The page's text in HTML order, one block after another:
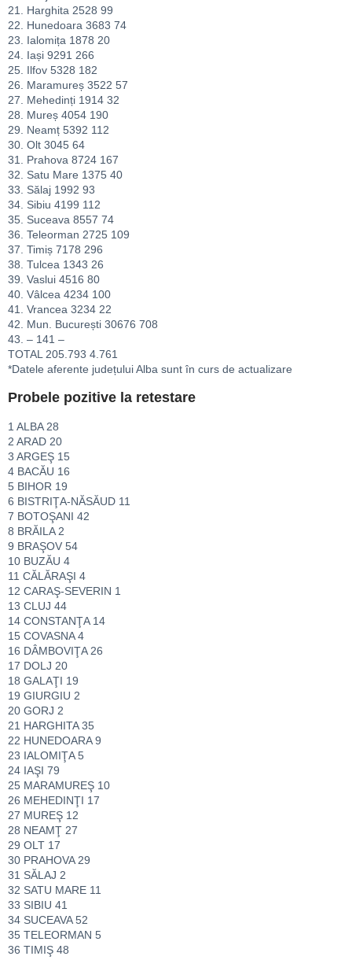
21. Harghita 2528 99
22. Hunedoara 3683 74
23. Ialomița 1878 20
24. Iași 9291 266
25. Ilfov 5328 182
26. Maramureș 3522 57
27. Mehedinți 1914 32
28. Mureș 4054 190
29. Neamț 5392 112
30. Olt 3045 64
31. Prahova 8724 167
32. Satu Mare 1375 40
33. Sălaj 1992 93
34. Sibiu 4199 112
35. Suceava 8557 74
36. Teleorman 2725 109
37. Timiș 7178 296
38. Tulcea 1343 26
39. Vaslui 4516 80
40. Vâlcea 4234 100
41. Vrancea 3234 22
42. Mun. București 30676 708
43. – 141 –
TOTAL 205.793 4.761
*Datele aferente județului Alba sunt în curs de actualizare
Probele pozitive la retestare
1 ALBA 28
2 ARAD 20
3 ARGEŞ 15
4 BACĂU 16
5 BIHOR 19
6 BISTRIŢA-NĂSĂUD 11
7 BOTOŞANI 42
8 BRĂILA 2
9 BRAŞOV 54
10 BUZĂU 4
11 CĂLĂRAŞI 4
12 CARAŞ-SEVERIN 1
13 CLUJ 44
14 CONSTANŢA 14
15 COVASNA 4
16 DÂMBOVIŢA 26
17 DOLJ 20
18 GALAŢI 19
19 GIURGIU 2
20 GORJ 2
21 HARGHITA 35
22 HUNEDOARA 9
23 IALOMIŢA 5
24 IAŞI 79
25 MARAMUREŞ 10
26 MEHEDINŢI 17
27 MUREŞ 12
28 NEAMŢ 27
29 OLT 17
30 PRAHOVA 29
31 SĂLAJ 2
32 SATU MARE 11
33 SIBIU 41
34 SUCEAVA 52
35 TELEORMAN 5
36 TIMIŞ 48